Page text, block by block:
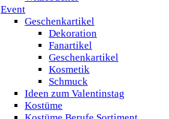
Event
Geschenkartikel
Dekoration
Fanartikel
Geschenkartikel
Kosmetik
Schmuck
Ideen zum Valentinstag
Kostüme